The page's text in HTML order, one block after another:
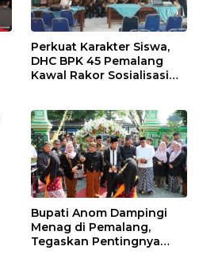
Perkuat Karakter Siswa,
DHC BPK 45 Pemalang
Kawal Rakor Sosialisasi
Bupati Anom Dampingi
Menag di Pemalang,
Tegaskan Pentingnya